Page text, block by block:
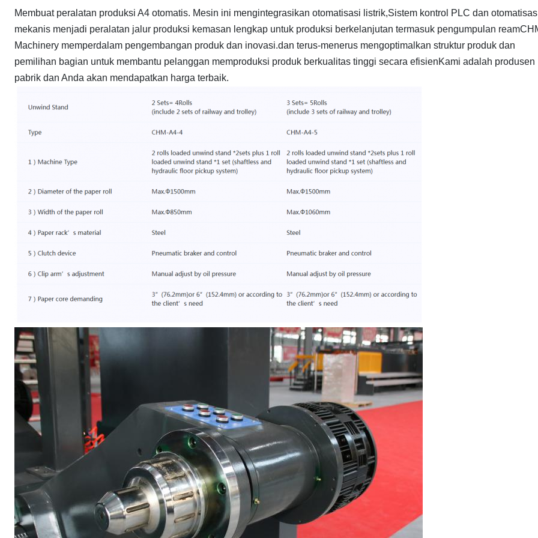
Membuat peralatan produksi A4 otomatis. Mesin ini mengintegrasikan otomatisasi listrik,Sistem kontrol PLC dan
mekanis menjadi peralatan jalur produksi kemasan lengkap untuk produksi berkelanjutan termasuk pengumpulan
Machinery memperdalam pengembangan produk dan inovasi.dan terus-menerus mengoptimalkan struktur produk dan
pemilihan bagian untuk membantu pelanggan memproduksi produk berkualitas tinggi secara efisienKami adalah produsen
pabrik dan Anda akan mendapatkan harga terbaik.